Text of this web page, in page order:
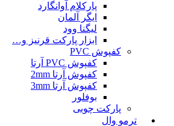
پارکلام آوانگارد
ایگر آلمان
لیگنا وود
ابزار پارکت قرنیز و…
کفپوش PVC
کفپوش PVC آرتا
کفپوش آرتا 2mm
کفپوش آرتا 3mm
بوفلور
پارکت چوبی
ترمو وال